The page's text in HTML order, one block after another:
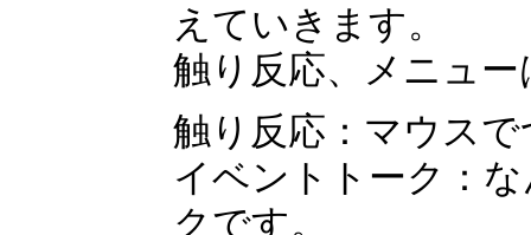
えていきます。
触り反応、メニュ
触り反応：マウス
イベントトーク：
クです。